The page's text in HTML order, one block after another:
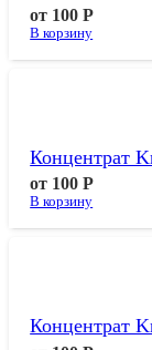
от 100Р
В корзину
Концентрат
от 100Р
В корзину
Концентрат